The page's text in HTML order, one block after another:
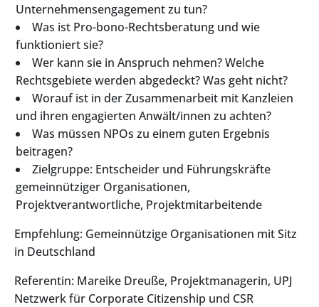
Unternehmensengagement zu tun?
Was ist Pro-bono-Rechtsberatung und wie
funktioniert sie?
Wer kann sie in Anspruch nehmen? Welche
Rechtsgebiete werden abgedeckt? Was geht nicht?
Worauf ist in der Zusammenarbeit mit Kanzleien
und ihren engagierten Anwält/innen zu achten?
Was müssen NPOs zu einem guten Ergebnis
beitragen?
Zielgruppe: Entscheider und Führungskräfte
gemeinnütziger Organisationen,
Projektverantwortliche, Projektmitarbeitende
Empfehlung: Gemeinnützige Organisationen mit Sitz
in Deutschland
Referentin: Mareike Dreuße, Projektmanagerin, UPJ
Netzwerk für Corporate Citizenship und CSR